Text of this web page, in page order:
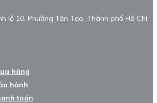
lộ 10, Phường Tân Tạo, Thành phố Hồ Chí
hàng
hành
toán